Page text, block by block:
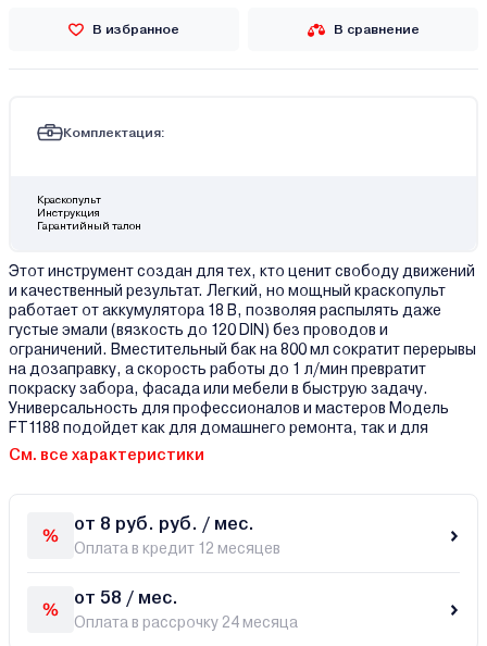
В избранное В сравнение
Комплектация:
Краскопульт
Инструкция
Гарантийный талон
Этот инструмент создан для тех, кто ценит свободу движений
и качественный результат. Легкий, но мощный краскопульт
работает от аккумулятора 18 В, позволяя распылять даже
густые эмали (вязкость до 120 DIN) без проводов и
ограничений. Вместительный бак на 800 мл сократит перерывы
на дозаправку, а скорость работы до 1 л/мин превратит
покраску забора, фасада или мебели в быструю задачу.
Универсальность для профессионалов и мастеров Модель
FT1188 подойдет как для домашнего ремонта, так и для
См. все характеристики
от 8 руб. руб. / мес.
Оплата в кредит 12 месяцев
от 58 / мес.
Оплата в рассрочку 24 месяца